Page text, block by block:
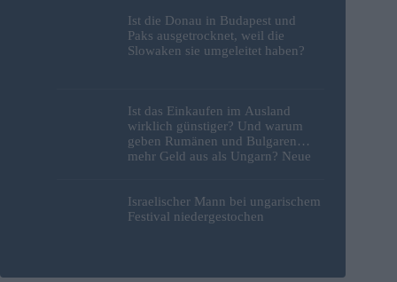
Ist die Donau in Budapest und
Paks ausgetrocknet, weil die
Slowaken sie umgeleitet haben?
Ist das Einkaufen im Ausland
wirklich günstiger? Und warum
geben Rumänen und Bulgaren
mehr Geld aus als Ungarn? Neue
Israelischer Mann bei ungarischem
Festival niedergestochen